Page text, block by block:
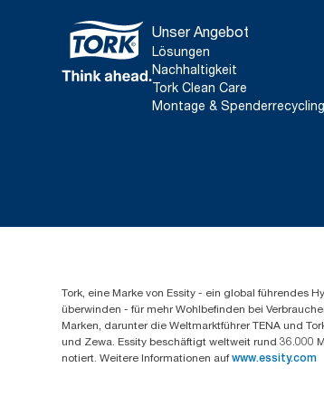
Unser Angebot
Lösungen
Nachhaltigkeit
Tork Clean Care
Montage & Spenderrecycling
Tork, eine Marke von Essity - ein global führendes
überwinden - für mehr Wohlbefinden bei
Marken, darunter die Weltmarktführer TENA und
und Zewa. Essity beschäftigt weltweit rund 36.000
notiert. Weitere Informationen auf www.essity.com